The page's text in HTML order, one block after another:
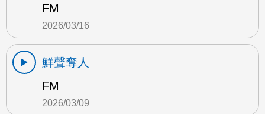
FM
2026/03/16
鮮聲奪人
FM
2026/03/09